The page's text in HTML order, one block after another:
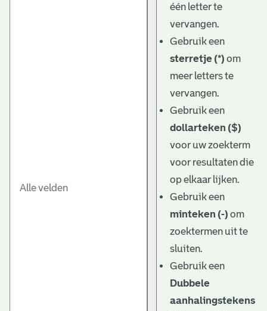
één letter te
vervangen.
Gebruik een
sterretje (*) om
meer letters te
vervangen.
Gebruik een
dollarteken ($)
voor uw zoekterm
voor resultaten die
op elkaar lijken.
Gebruik een
minteken (-) om
zoektermen uit te
sluiten.
Gebruik een
Dubbele
aanhalingstekens